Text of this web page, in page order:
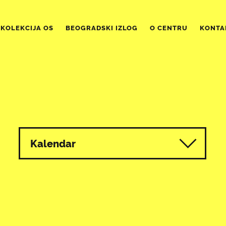
KOLEKCIJA OS BEOGRADSKI IZLOG O CENTRU
Kalendar